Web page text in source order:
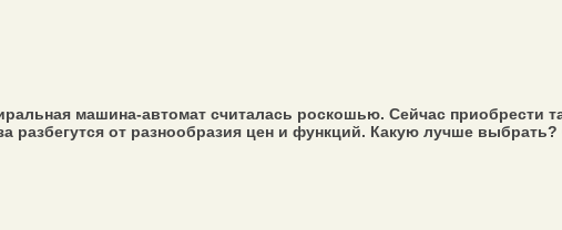
машина-автомат считалась роскошью. Сейчас
разбегутся от разнообразия цен и функций. Какую лучше